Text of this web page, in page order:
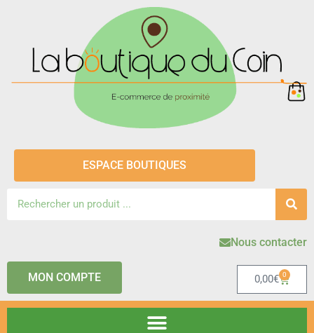
ESPACE BOUTIQUES
MON COMPTE
Nous contacter
0,00€ 0